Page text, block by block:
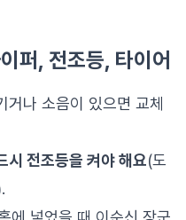
퍼, 전조등, 타이어
거나 소음이 있으면 교체
시 전조등을 켜야 해요(도